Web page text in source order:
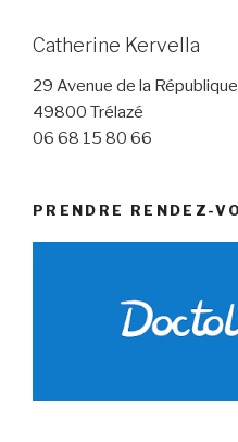
Catherine Kervella
29 Avenue de la République
49800 Trélazé
06 68 15 80 66
PRENDRE RENDEZ-